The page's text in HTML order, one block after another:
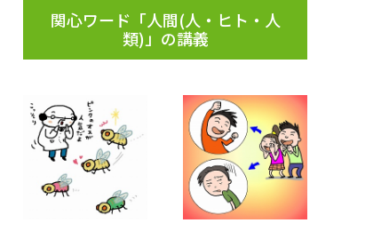
立ちガイド
学問検索
関心ワード「人間(人・ヒト・人
類)」の講義